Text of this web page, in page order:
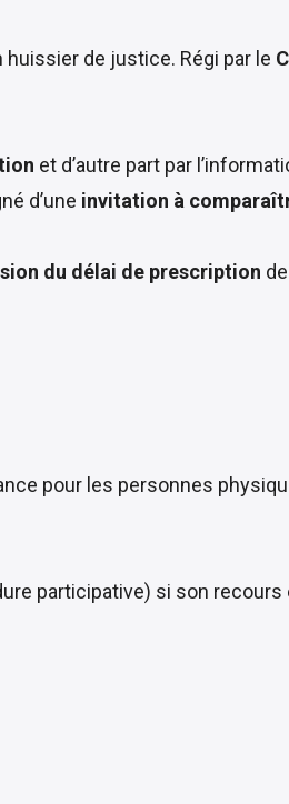
huissier de justice. Régi par le
et d’autre part par
d’une invitation à
du délai de prescription
pour les personnes
participative) si son